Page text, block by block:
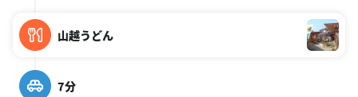
山越うどん
7分